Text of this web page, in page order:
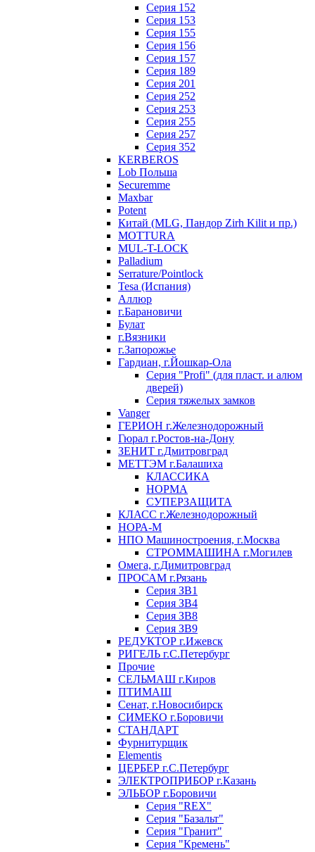
Серия 152
Серия 153
Серия 155
Серия 156
Серия 157
Серия 189
Серия 201
Серия 252
Серия 253
Серия 255
Серия 257
Серия 352
KERBEROS
Lob Польша
Securemme
Maxbar
Potent
Китай (MLG, Пандор Zirh Kilit и пр.)
MOTTURA
MUL-T-LOCK
Palladium
Serrature/Pointlock
Tesa (Испания)
Аллюр
г.Барановичи
Булат
г.Вязники
г.Запорожье
Гардиан, г.Йошкар-Ола
Серия "Profi" (для пласт. и алюм
дверей)
Серия тяжелых замков
Vanger
ГЕРИОН г.Железнодорожный
Гюрал г.Ростов-на-Дону
ЗЕНИТ г.Дмитровград
МЕТТЭМ г.Балашиха
КЛАССИКА
НОРМА
СУПЕРЗАЩИТА
КЛАСС г.Железнодорожный
НОРА-М
НПО Машиностроения, г.Москва
СТРОММАШИНА г.Могилев
Омега, г.Димитровград
ПРОСАМ г.Рязань
Серия ЗВ1
Серия ЗВ4
Серия ЗВ8
Серия ЗВ9
РЕДУКТОР г.Ижевск
РИГЕЛЬ г.С.Петербург
Прочие
СЕЛЬМАШ г.Киров
ПТИМАШ
Сенат, г.Новосибирск
СИМЕКО г.Боровичи
СТАНДАРТ
Фурнитурщик
Elementis
ЦЕРБЕР г.С.Петербург
ЭЛЕКТРОПРИБОР г.Казань
ЭЛЬБОР г.Боровичи
Серия "REX"
Серия "Базальт"
Серия "Гранит"
Серия "Кремень"